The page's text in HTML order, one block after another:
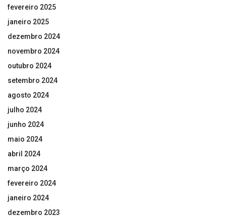
fevereiro 2025
janeiro 2025
dezembro 2024
novembro 2024
outubro 2024
setembro 2024
agosto 2024
julho 2024
junho 2024
maio 2024
abril 2024
março 2024
fevereiro 2024
janeiro 2024
dezembro 2023